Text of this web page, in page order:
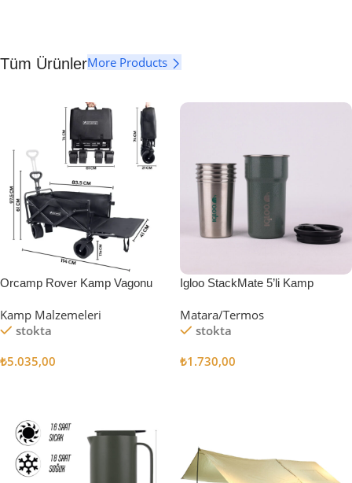
Tüm ÜrünlerMore Products
Orcamp Rover Kamp Vagonu
Kamp Malzemeleri
stokta
₺5.035,00
Igloo StackMate 5’li Kamp
Matara/Termos
stokta
₺1.730,00